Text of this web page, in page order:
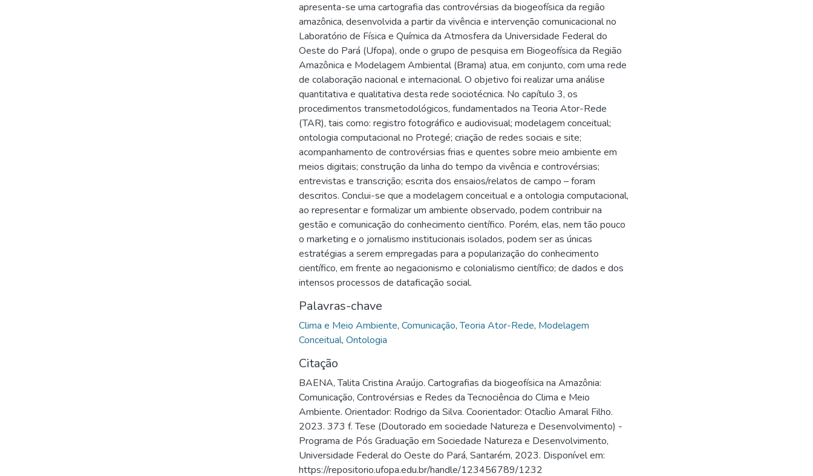
apresenta-se uma cartografia das controvérsias da biogeofísica da região
amazônica, desenvolvida a partir da vivência e intervenção comunicacional no
Laboratório de Física e Química da Atmosfera da Universidade Federal do
Oeste do Pará (Ufopa), onde o grupo de pesquisa em Biogeofísica da Região
Amazônica e Modelagem Ambiental (Brama) atua, em conjunto, com uma rede
de colaboração nacional e internacional. O objetivo foi realizar uma análise
quantitativa e qualitativa desta rede sociotécnica. No capítulo 3, os
procedimentos transmetodológicos, fundamentados na Teoria Ator-Rede
(TAR), tais como: registro fotográfico e audiovisual; modelagem conceitual;
ontologia computacional no Protegé; criação de redes sociais e site;
acompanhamento de controvérsias frias e quentes sobre meio ambiente em
meios digitais; construção da linha do tempo da vivência e controvérsias;
entrevistas e transcrição; escrita dos ensaios/relatos de campo – foram
descritos. Conclui-se que a modelagem conceitual e a ontologia computacional,
ao representar e formalizar um ambiente observado, podem contribuir na
gestão e comunicação do conhecimento científico. Porém, elas, nem tão pouco
o marketing e o jornalismo institucionais isolados, podem ser as únicas
estratégias a serem empregadas para a popularização do conhecimento
científico, em frente ao negacionismo e colonialismo científico; de dados e dos
intensos processos de dataficação social.
Palavras-chave
Clima e Meio Ambiente, Comunicação,Teoria Ator-Rede, Modelagem
Conceitual, Ontologia
Citação
BAENA, Talita Cristina Araújo. Cartografias da biogeofísica na Amazônia:
Comunicação, Controvérsias e Redes da Tecnociência do Clima e Meio
Ambiente. Orientador: Rodrigo da Silva. Coorientador: Otacílio Amaral Filho.
2023. 373 f. Tese (Doutorado em sociedade Natureza e Desenvolvimento) -
Programa de Pós Graduação em Sociedade Natureza e Desenvolvimento,
Universidade Federal do Oeste do Pará, Santarém, 2023. Disponível em:
https://repositorio.ufopa.edu.br/handle/123456789/1232